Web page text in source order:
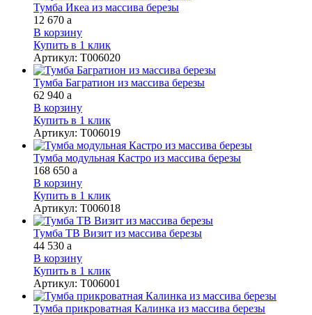
Тумба Икеа из массива березы
12 670 a
В корзину
Купить в 1 клик
Артикул: Т006020
Тумба Багратион из массива березы
62 940 a
В корзину
Купить в 1 клик
Артикул: Т006019
Тумба модульная Кастро из массива березы
168 650 a
В корзину
Купить в 1 клик
Артикул: Т006018
Тумба ТВ Визит из массива березы
44 530 a
В корзину
Купить в 1 клик
Артикул: Т006001
Тумба прикроватная Калинка из массива березы